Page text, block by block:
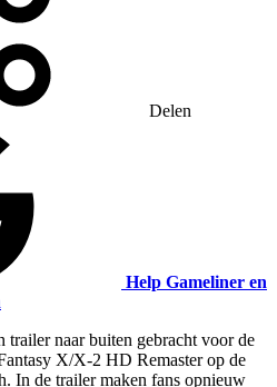
Delen
Help Gameliner en
trailer naar buiten gebracht voor de
X/X-2 HD Remaster op de
In de trailer maken fans opnieuw